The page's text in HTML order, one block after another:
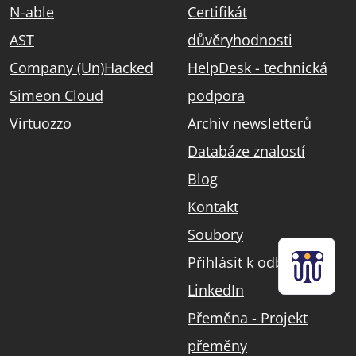
N-able
AST
Company (Un)Hacked
Simeon Cloud
Virtuozzo
Certifikát
důvěryhodnosti
HelpDesk - technická
podpora
Archiv newsletterů
Databáze znalostí
Blog
Kontakt
Soubory
Přihlásit k odběru
LinkedIn
Přeměna - Projekt
přeměny